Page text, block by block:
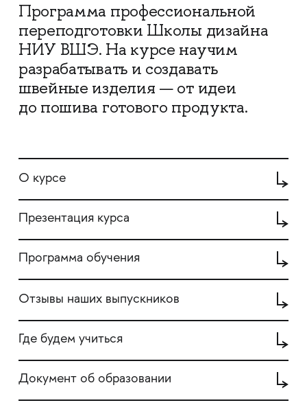
Программа профессиональной
переподготовки Школы дизайна
НИУ ВШЭ. На курсе научим
разрабатывать и создавать
швейные изделия — от идеи
до пошива готового продукта.
О курсе
Презентация курса
Программа обучения
Отзывы наших выпускников
Где будем учиться
Документ об образовании